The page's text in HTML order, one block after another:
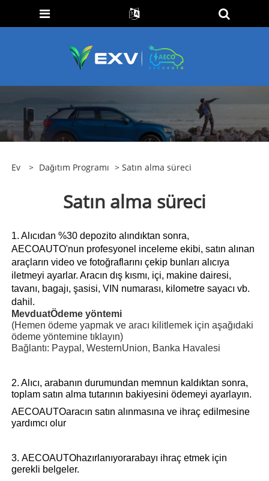
Ev > Dağıtım Programı > Satın alma süreci
Satın alma süreci
1. Alıcıdan %30 depozito alındıktan sonra,
AECOAUTO'nun profesyonel inceleme ekibi, satın alınan
araçların video ve fotoğraflarını çekip bunları alıcıya
iletmeyi ayarlar. Aracın dış kısmı, içi, makine dairesi,
tavanı, bagajı, şasisi, VIN numarası, kilometre sayacı vb.
dahil.
MevduatÖdeme yöntemi
(Hemen ödeme yapmak ve aracı kilitlemek için aşağıdaki
ödeme yöntemine tıklayın)
Bağlantı: Paypal, WesternUnion, Banka Havalesi
2. Alıcı, arabanın durumundan memnun kaldıktan sonra,
toplam satın alma tutarının bakiyesini ödemeyi ayarlayın.
AECOAUTOaracın satın alınmasına ve ihraç edilmesine
yardımcı olur
3. AECOAUTOhazırlanıyorarabayı ihraç etmek için
gerekli belgeler.